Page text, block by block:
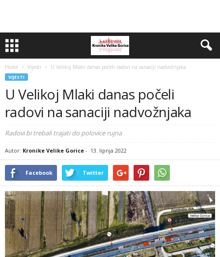
Home Vijesti U Velikoj Mlaki danas počeli radovi na sanaciji nadvožnjaka
VIJESTI
U Velikoj Mlaki danas počeli
radovi na sanaciji nadvožnjaka
Radovi bi trebali trajati do polovice rujna
Autor: Kronike Velike Gorice - 13. lipnja 2022
Facebook Twitter